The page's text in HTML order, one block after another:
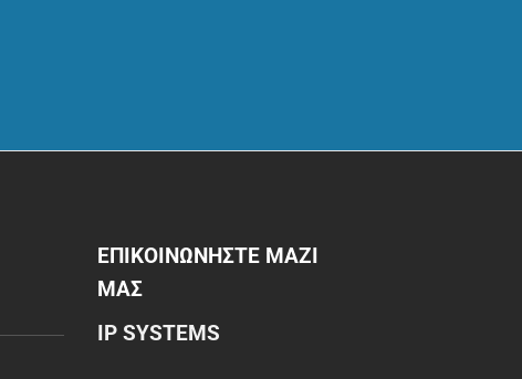
ΕΠΙΚΟΙΝΩΝΗΣΤΕ ΜΑΖΙ
ΜΑΣ
IP SYSTEMS